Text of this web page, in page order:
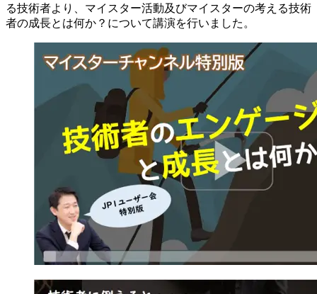
る技術者より、マイスター活動及びマイスターの考える技術
者の成長とは何か？について講演を行いました。